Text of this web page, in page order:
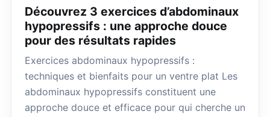
Découvrez 3 exercices d’abdominaux
hypopressifs : une approche douce
pour des résultats rapides
Exercices abdominaux hypopressifs :
techniques et bienfaits pour un ventre plat Les
abdominaux hypopressifs constituent une
approche douce et efficace pour qui cherche un